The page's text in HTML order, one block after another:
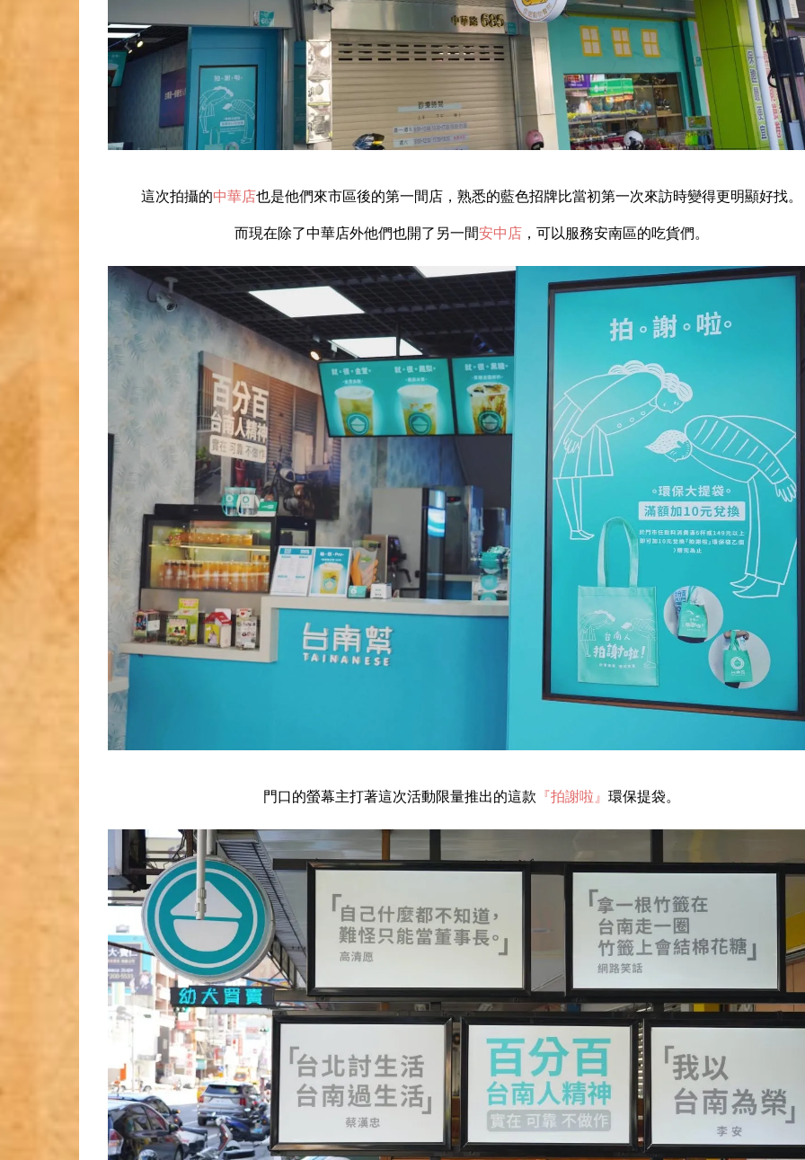
這次拍攝的中華店也是他們來市區後的第一間店，熟悉的藍色招牌比當初第一次來訪時變得更明顯好找。
而現在除了中華店外他們也開了另一間安中店，可以服務安南區的吃貨們。
門口的螢幕主打著這次活動限量推出的這款 『拍謝啦』 環保提袋。